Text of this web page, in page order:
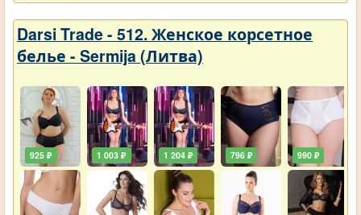
Darsi Trade - 512. Женское корсетное
белье - Sermija (Литва)
925 ₽ 1 003 ₽ 1 204 ₽ 796 ₽ 990 ₽